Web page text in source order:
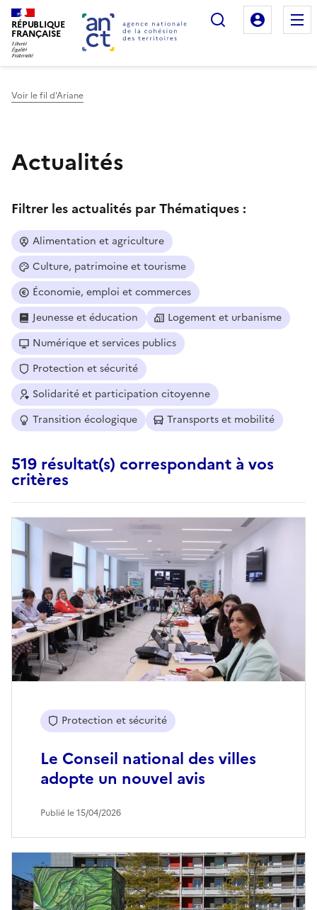
RÉPUBLIQUE
FRANÇAISE
Rechercher
Mon
Voir le fil d'Ariane
Actualités
Filtrer les actualités par Thématiques :
Alimentation et agriculture
Culture, patrimoine et tourisme
Économie, emploi et commerces
Jeunesse et éducation
Logement et urbanisme
Numérique et services publics
Protection et sécurité
Solidarité et participation citoyenne
Transition écologique
Transports et mobilité
519 résultat(s) correspondant à vos
critères
Le Conseil national des villes
adopte un nouvel avis
Protection et sécurité
Publié le 15/04/2026